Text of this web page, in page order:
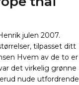
julen 2007.
tilpasset ditt
Hvem av de to er
det virkelig grønne
nude utfordrende